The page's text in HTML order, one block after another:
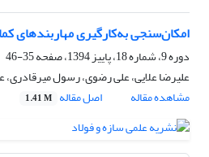
امکان‌سنجی به‌کارگیری مهاربندهای
دوره 9، شماره 18، پاییز 1394، صفحه
35-46
علیرضا علایی، علی رضوی، رسول میرقادری،
مشاهده مقاله
اصل مقاله 1.41 M